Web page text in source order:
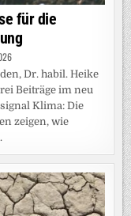
für die
Dr. habil. Heike
Beiträge im neu
Klima: Die
zeigen, wie